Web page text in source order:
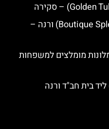
מלון ספלנדיד (Boutique Splendid Hotel) ורנה –
מומלצים למשפחות